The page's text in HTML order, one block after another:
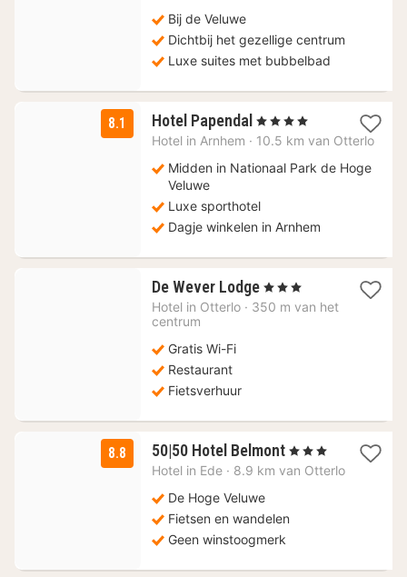
€
Bij de Veluwe
Dichtbij het gezellige centrum
Luxe suites met bubbelbad
8.1 Hotel Papendal 1
nacht
88,83
, 4 Sterren
Hotel in Arnhem · 10.5 km van Otterlo
Midden in Nationaal Park de Hoge
Veluwe
Luxe sporthotel
Dagje winkelen in Arnhem
De Wever Lodge 1
nacht
, 3 Sterren
Hotel in Otterlo · 350 m van het
centrum
Gratis Wi-Fi
Restaurant
Fietsverhuur
8.8 50|50 Hotel Belmont 1
nacht
€
, 3 Sterren
Hotel in Ede · 8.9 km van Otterlo
De Hoge Veluwe
Fietsen en wandelen
Geen winstoogmerk